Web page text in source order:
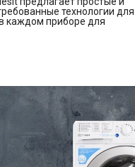
технологии для
каждом приборе для